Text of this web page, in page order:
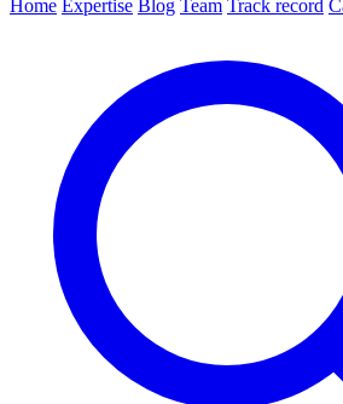
Home Expertise Blog Team Track record